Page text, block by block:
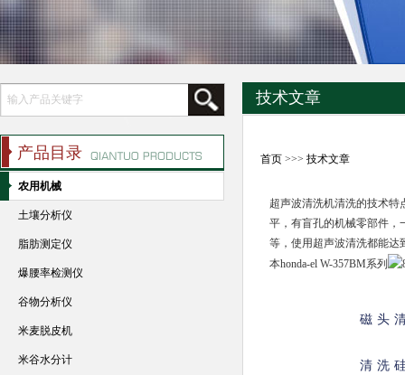
技术文章
首页>>> 技术文章
超声波清洗机清洗的技术
平，有盲孔的机械零部件，
等，使用超声波清洗都能达
本honda-el W-357BM系列
磁头
清洗
产品目录
农用机械
土壤分析仪
脂肪测定仪
爆腰率检测仪
谷物分析仪
米麦脱皮机
米谷水分计